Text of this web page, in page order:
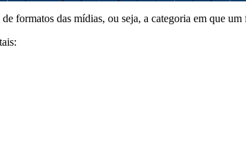
formatos das mídias, ou seja, a categoria em que